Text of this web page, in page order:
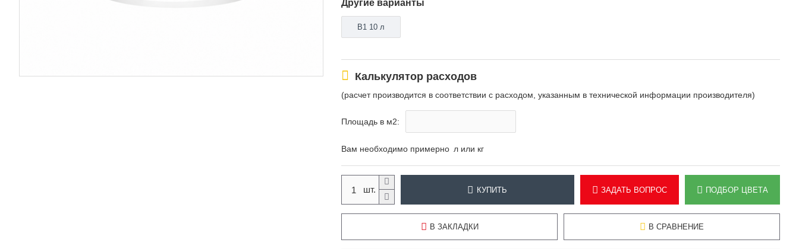
Другие варианты
В1 10 л
Калькулятор расходов
(расчет производится в соответствии с расходом, указанным в технической информации производителя)
Площадь в м2:
Вам необходимо примерно л или кг
КУПИТЬ ЗАДАТЬ ВОПРОС ПОДБОР ЦВЕТА
В ЗАКЛАДКИ В СРАВНЕНИЕ